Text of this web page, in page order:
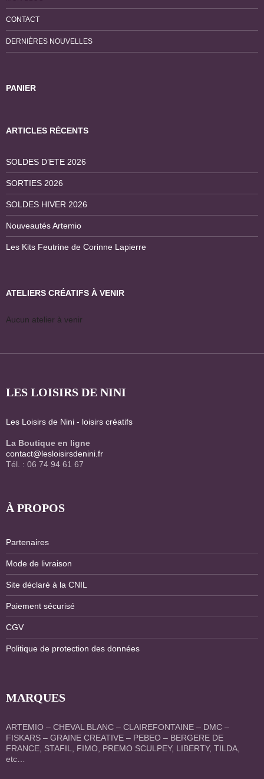
CONTACT
DERNIÈRES NOUVELLES
PANIER
ARTICLES RÉCENTS
SOLDES D’ETE 2026
SORTIES 2026
SOLDES HIVER 2026
Nouveautés Artemio
Les Kits Feutrine de Corinne Lapierre
ATELIERS CRÉATIFS À VENIR
Aucun atelier à venir
LES LOISIRS DE NINI
Les Loisirs de Nini - loisirs créatifs
La Boutique en ligne
contact@lesloisirsdenini.fr
Tél. : 06 74 94 61 67
À PROPOS
Partenaires
Mode de livraison
Site déclaré à la CNIL
Paiement sécurisé
CGV
Politique de protection des données
MARQUES
ARTEMIO – CHEVAL BLANC – CLAIREFONTAINE – DMC –
FISKARS – GRAINE CREATIVE – PEBEO – BERGERE DE
FRANCE, STAFIL, FIMO, PREMO SCULPEY, LIBERTY, TILDA,
etc…